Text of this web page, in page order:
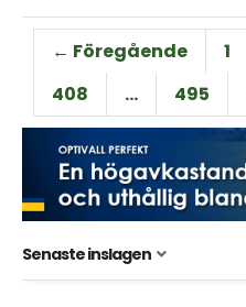
förlustaffär. Sedan är vi...
← Föregående 1
408
… 495
Senaste inslagen